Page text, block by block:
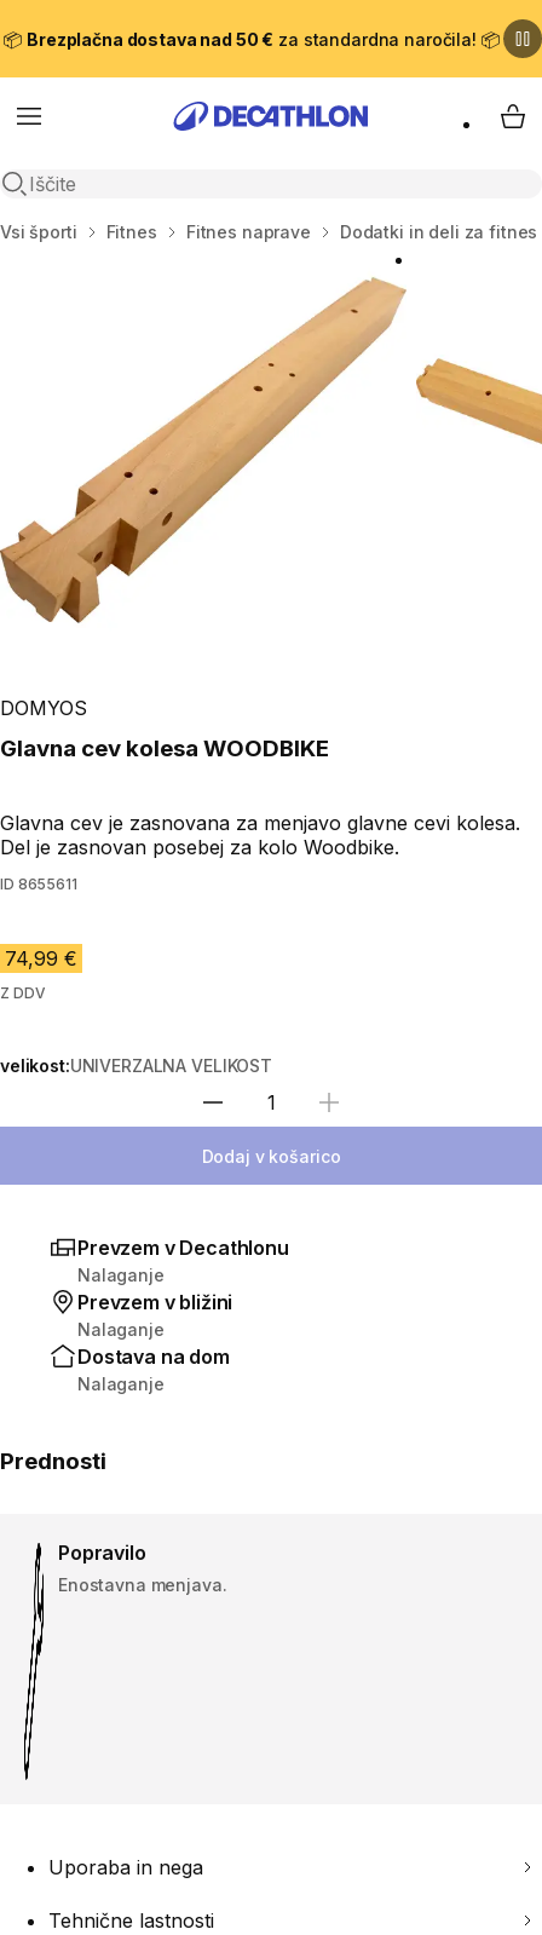
📦 Brezplačna dostava nad 50 € za standardna naročila! 📦
Meni
Odpri iskanje
Domov
Vsi športi Fitnes Fitnes naprave Dodatki in deli za fitnes
DOMYOS
Glavna cev kolesa WOODBIKE
Glavna cev je zasnovana za menjavo glavne cevi kolesa.
Del je zasnovan posebej za kolo Woodbike.
ID 8655611
74,99 €
Z DDV
velikost:UNIVERZALNA VELIKOST
Izberite količino
Dodaj v košarico
Prevzem v Decathlonu
Nalaganje
Prevzem v bližini
Nalaganje
Dostava na dom
Nalaganje
Prednosti
Popravilo
Enostavna menjava.
Uporaba in nega
Tehnične lastnosti